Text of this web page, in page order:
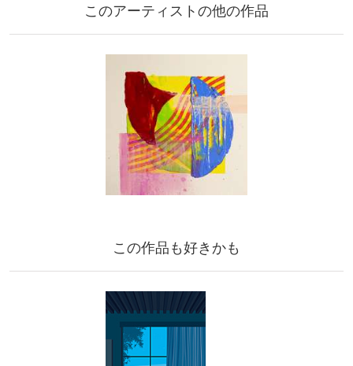
このアーティストの他の作品
この作品も好きかも